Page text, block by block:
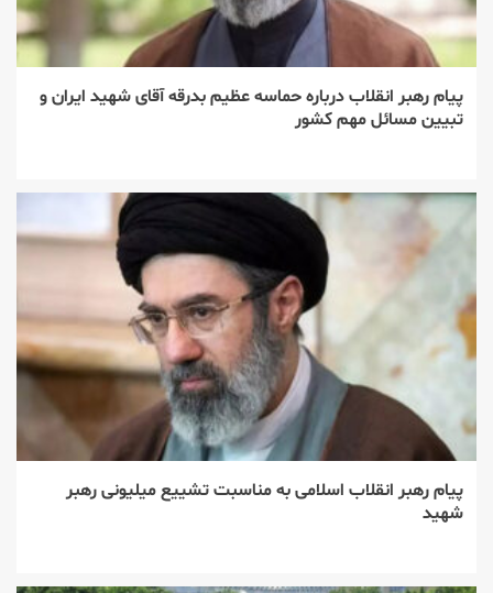
پیام رهبر انقلاب درباره حماسه عظیم بدرقه آقای شهید ایران و
تبیین مسائل مهم کشور
پیام رهبر انقلاب اسلامی به مناسبت تشییع میلیونی رهبر
شهید